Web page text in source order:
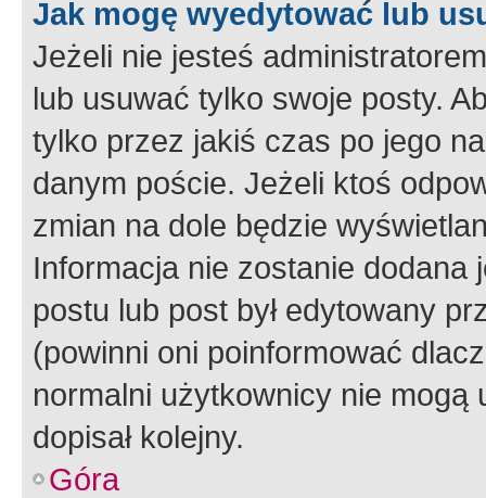
Jak mogę wyedytować lub
Jeżeli nie jesteś
lub usuwać tylko swoje posty.
tylko przez jakiś czas po jego
danym poście. Jeżeli ktoś
zmian na dole będzie
Informacja nie zostanie dodana
postu lub post był edytowany
(powinni oni poinformować
normalni użytkownicy nie
dopisał kolejny.
Góra